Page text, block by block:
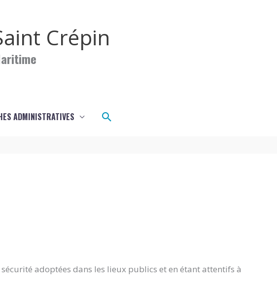
Crépin
ADMINISTRATIVES Rechercher
adoptées dans les lieux publics et en étant attentifs à